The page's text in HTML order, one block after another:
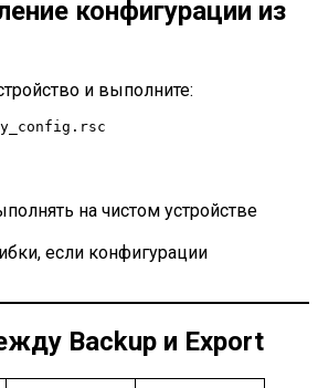
конфигурации из
и выполните:
на чистом устройстве
если конфигурации
Backup и Export